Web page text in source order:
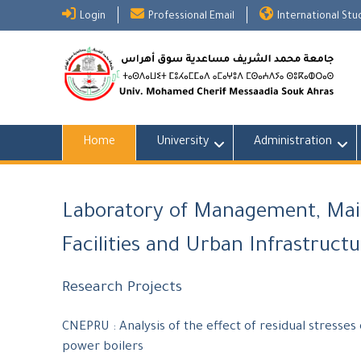
Login Professional Email International
Home University Administration
Laboratory of Management,
Facilities and Urban
Research Projects
CNEPRU : Analysis of the effect of residual
power boilers